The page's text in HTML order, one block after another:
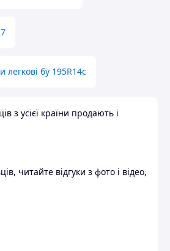
легкові бу 195R14c
з усієї країни продають і
читайте відгуки з фото і відео,